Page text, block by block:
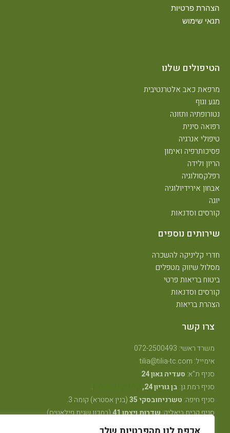
הצהרת פרטיות
תנאי שימוש
הטיפולים שלנו
מרפאת כאב אלטרנטיבית
מגע וגוף
נטורופתיה ותזונה
רפואה סינית
טיפולי אנרגיה
פסיכותרפיה ואימון
הריון ולידה
רפלקסולוגיה
אבחון אירידיולוגיה
יוגה
קורסים וסדנאות
שירותים נוספים
חדרי קליניקה להשכרה
מסלול שיווק מטפלים
ביטוח בריאות פרטי
קורסים וסדנאות
הצהרת בריאות
צרו קשר
משרד ראשי: 072-2500493
אימייל: tilia@tilia-tc.com
סניף ת"א:סעדיה גאון 24
סניף רמת גן:בן גוריון 24, קליניקה טיפולית
סניף חיפה:טשרניחובסקי 35
(בנין אסטרא) קומה 3.
סניף קרית ביאליק:שדרות ויצמן 41
(במכון שגית פילאטיס)
סניף קיבוץ אלונים:
(בבית הדורות)